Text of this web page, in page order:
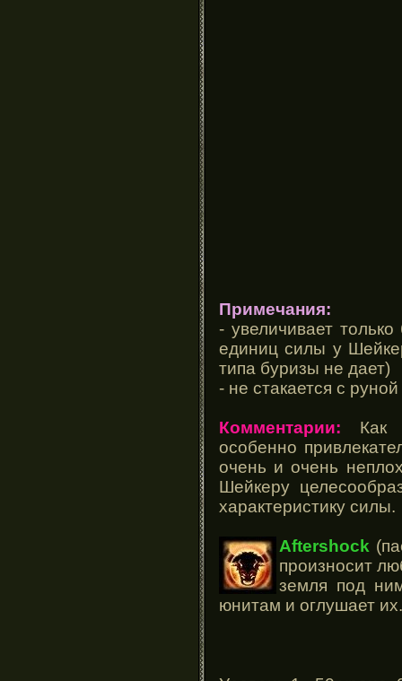
Примечания:
- увеличивает
единиц силы у
типа буризы не дает)
- не стакается с
Комментарии: Как
особенно
очень и очень
Шейкеру
характеристику силы.
Aftershock
произносит
земля под
юнитам и оглушает